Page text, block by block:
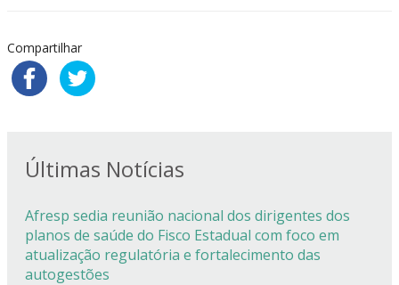
Compartilhar
Últimas Notícias
Afresp sedia reunião nacional dos dirigentes dos
planos de saúde do Fisco Estadual com foco em
atualização regulatória e fortalecimento das
autogestões